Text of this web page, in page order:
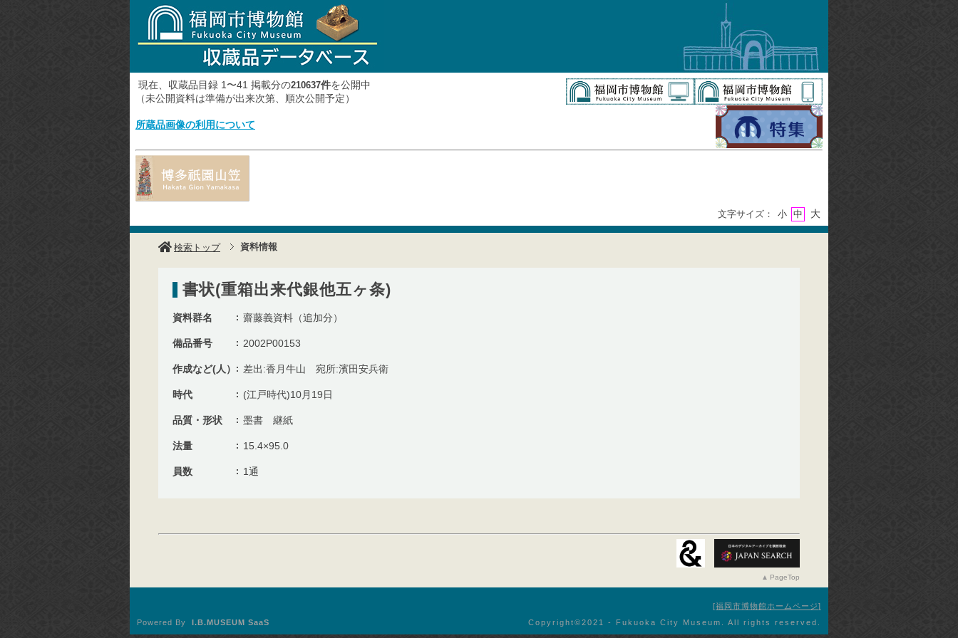
現在、収蔵品目録 1〜41 掲載分の210637件を公開中
（未公開資料は準備が出来次第、順次公開予定）
所蔵品画像の利用について
文字サイズ： 小 中 大
検索トップ 資料情報
書状(重箱出来代銀他五ヶ条)
資料群名 齋藤義資料（追加分）
備品番号 2002P00153
作成など(人） 差出:香月牛山 宛所:濱田安兵衛
時代 (江戸時代)10月19日
品質・形状 墨書 継紙
法量 15.4×95.0
員数 1通
PageTop
福岡市博物館ホームページ
Copyright©︎2021 - Fukuoka City Museum. All rights reserved.
Powered By I.B.MUSEUM SaaS